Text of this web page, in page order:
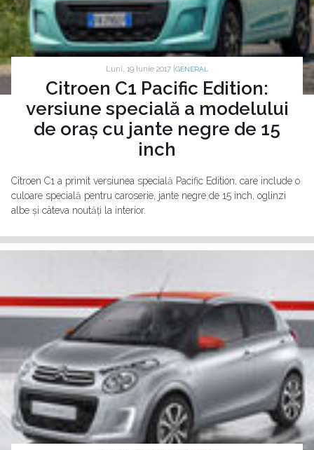
Luni, 19 Iunie 2017 | GENERAL
Citroen C1 Pacific Edition:
versiune specială a modelului
de oraș cu jante negre de 15
inch
Citroen C1 a primit versiunea specială Pacific Edition, care include o
culoare specială pentru caroserie, jante negre de 15 inch, oglinzi
albe și câteva noutăți la interior.